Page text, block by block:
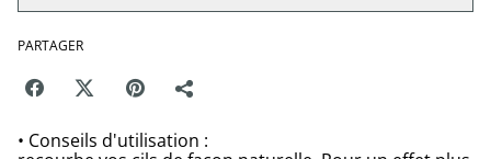
PARTAGER
• Conseils d'utilisation :